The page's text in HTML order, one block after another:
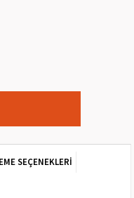
SEÇENEKLERI